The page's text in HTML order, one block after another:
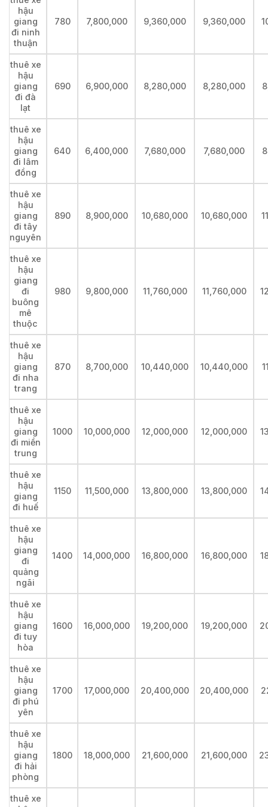
hậu
giang
đi ninh
thuận
780 7,800,000 9,360,000 9,360,000
thuê xe
hậu
giang
đi đà
lạt
690 6,900,000 8,280,000 8,280,000
thuê xe
hậu
giang
đi lâm
đồng
640 6,400,000 7,680,000 7,680,000
thuê xe
hậu
giang
đi tây
nguyên
890 8,900,000 10,680,000 10,680,000
thuê xe
hậu
giang
đi
buông
mê
thuộc
980 9,800,000 11,760,000 11,760,000
thuê xe
hậu
giang
đi nha
trang
870 8,700,000 10,440,000 10,440,000
thuê xe
hậu
giang
đi miền
trung
1000 10,000,000 12,000,000 12,000,000
thuê xe
hậu
giang
đi huế
1150 11,500,000 13,800,000 13,800,000
thuê xe
hậu
giang
đi
quảng
ngãi
1400 14,000,000 16,800,000 16,800,000
thuê xe
hậu
giang
đi tuy
hòa
1600 16,000,000 19,200,000 19,200,000
thuê xe
hậu
giang
đi phú
yên
1700 17,000,000 20,400,000 20,400,000
thuê xe
hậu
giang
đi hải
phòng
1800 18,000,000 21,600,000 21,600,000
thuê xe